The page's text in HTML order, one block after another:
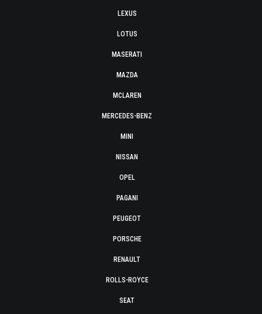
LEXUS
LOTUS
MASERATI
MAZDA
MCLAREN
MERCEDES-BENZ
MINI
NISSAN
OPEL
PAGANI
PEUGEOT
PORSCHE
RENAULT
ROLLS-ROYCE
SEAT